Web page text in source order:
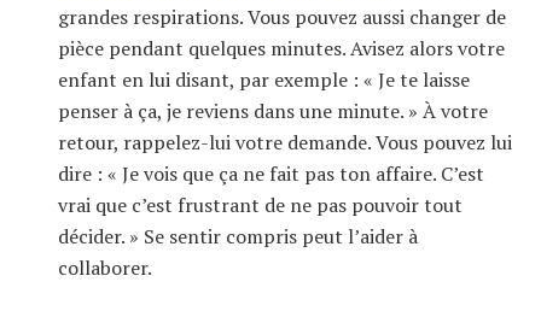
grandes respirations. Vous pouvez aussi changer de
pièce pendant quelques minutes. Avisez alors votre
enfant en lui disant, par exemple : « Je te laisse
penser à ça, je reviens dans une minute. » À votre
retour, rappelez-lui votre demande. Vous pouvez lui
dire : « Je vois que ça ne fait pas ton affaire. C’est
vrai que c’est frustrant de ne pas pouvoir tout
décider. » Se sentir compris peut l’aider à
collaborer.